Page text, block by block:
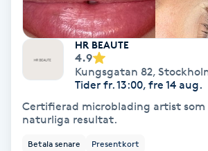
Bröllopsuppsättning
Celluliter
Coachning
Color correction
HR BEAUTE
4.9
Kungsgatan 82,
Tider fr. 13:00, fre 14 aug.
Certifierad microblading artist som
naturliga resultat.
Betala senare Presentkort